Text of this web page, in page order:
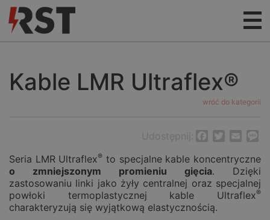
Kable LMR Ultraflex®
wróć do kategorii
Udostępnij: Facebook
Twitter
Email
Seria LMR Ultraflex® to specjalne kable koncentryczne
o zmniejszonym promieniu gięcia. Dzięki
zastosowaniu linki jako żyły centralnej oraz specjalnej
powłoki termoplastycznej kable Ultraflex®
charakteryzują się wyjątkową elastycznością.